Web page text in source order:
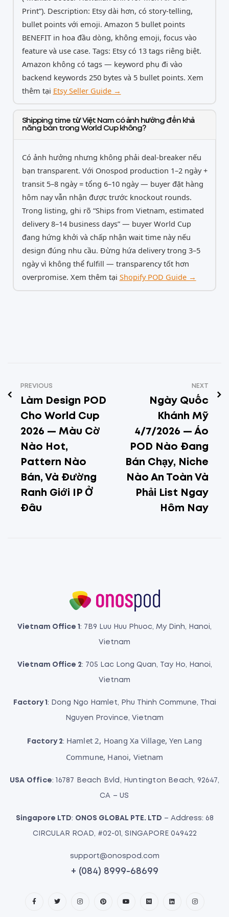
Print”). Description: Etsy dài hơn, có story-telling,
bullet points với emoji. Amazon 5 bullet points
BENEFIT in hoa đầu dòng, không emoji, focus vào
feature và use case. Tags: Etsy có 13 tags riêng biệt.
Amazon không có tags — keyword phụ đi vào
backend keywords 250 bytes và 5 bullet points. Xem
thêm tại Etsy Seller Guide →
Shipping time từ Việt Nam có ảnh hưởng đến khả
năng bán trong World Cup không?
Có ảnh hưởng nhưng không phải deal-breaker nếu
bạn transparent. Với Onospod production 1–2 ngày +
transit 5–8 ngày = tổng 6–10 ngày — buyer đặt hàng
hôm nay vẫn nhận được trước knockout rounds.
Trong listing, ghi rõ “Ships from Vietnam, estimated
delivery 8–14 business days” — buyer World Cup
đang hứng khởi và chấp nhận wait time này nếu
design đúng nhu cầu. Đừng hứa delivery trong 3–5
ngày vì không thể fulfill — transparency tốt hơn
overpromise. Xem thêm tại Shopify POD Guide →
PREVIOUS
Làm Design POD
Cho World Cup
2026 — Màu Cờ
Nào Hot,
Pattern Nào
Bán, Và Đường
Ranh Giới IP Ở
Đâu
NEXT
Ngày Quốc
Khánh Mỹ
4/7/2026 — Áo
POD Nào Đang
Bán Chạy, Niche
Nào An Toàn Và
Phải List Ngay
Hôm Nay
Vietnam Office 1 : 7B9 Luu Huu Phuoc, My Dinh, Hanoi,
Vietnam
Vietnam Office 2: 705 Lac Long Quan, Tay Ho, Hanoi,
Vietnam
Factory 1 : Dong Ngo Hamlet, Phu Thinh Commune, Thai
Nguyen Province, Vietnam
Factory 2: Hamlet 2, Hoang Xa Village, Yen Lang
Commune, Hanoi, Vietnam
USA Office: 16787 Beach Bvld, Huntington Beach, 92647,
CA – US
Singapore LTD: ONOS GLOBAL PTE. LTD – Address: 68
CIRCULAR ROAD, #02-01, SINGAPORE 049422
support@onospod.com
+ (084) 8999-68699